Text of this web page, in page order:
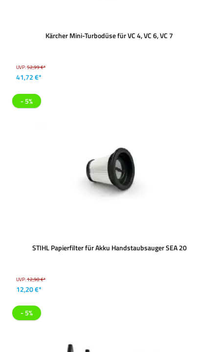
Kärcher Mini-Turbodüse für VC 4, VC 6, VC 7
UVP:52,99 €*
41,72 €*
- 5%
STIHL Papierfilter für Akku Handstaubsauger SEA 20
UVP:12,90 €*
12,20 €*
- 5%